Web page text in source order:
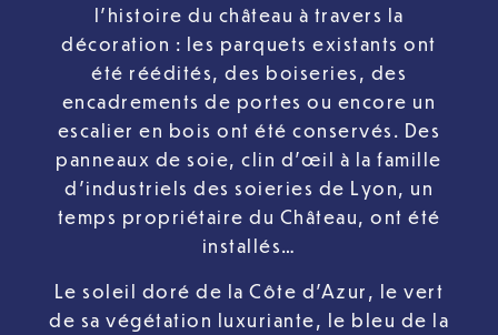
l’histoire du château à travers la
décoration : les parquets existants ont
été réédités, des boiseries, des
encadrements de portes ou encore un
escalier en bois ont été conservés. Des
panneaux de soie, clin d’œil à la famille
d’industriels des soieries de Lyon, un
temps propriétaire du Château, ont été
installés…
Le soleil doré de la Côte d’Azur, le vert
de sa végétation luxuriante, le bleu de la